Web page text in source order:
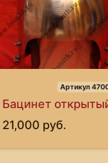
Артикул
Бацинет
21,000 руб.